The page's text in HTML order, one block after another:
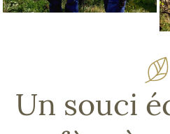
Un souci